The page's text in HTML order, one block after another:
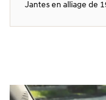
Jantes en alliage de